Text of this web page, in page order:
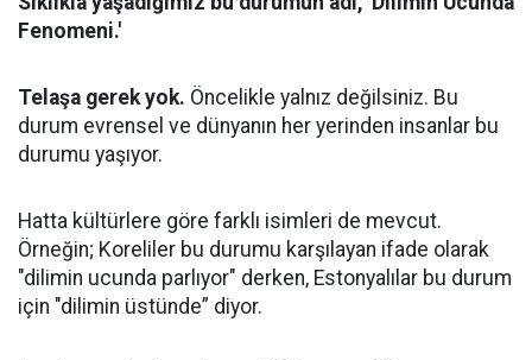
Fenomeni.'
Telaşa gerek yok. Öncelikle yalnız değilsiniz. Bu
durum evrensel ve dünyanın her yerinden insanlar bu
durumu yaşıyor.
Hatta kültürlere göre farklı isimleri de mevcut.
Örneğin; Koreliler bu durumu karşılayan ifade olarak
"dilimin ucunda parlıyor" derken, Estonyalılar bu durum
için "dilimin üstünde” diyor.